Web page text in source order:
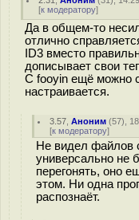
[к модератору]
Да в общем-то
отлично
ID3 вместо
дописывает свои
С fooyin ещё можно
настраивается.
3.57 ,Аноним (57),
[к модератору]
Не видел файлов
универсально не
перегонять, оно
этом. Ни одна
распознаёт.